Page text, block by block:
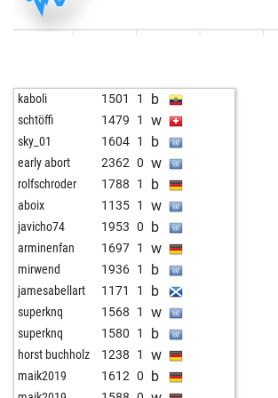
chessturk24
w
david morphy 1055 b
triste guffas 1493 b
triste guffas 1485 w
diddi@ 1291 0 w
gilas 1283 w
feirore 1308 w
feirore 1292 0 b
feirore 1273 w
1460 b
1451 w
1144 b
cyril joseph 1272 w
1514 b
1170 1 w
kaboli 1501 1 b
schtöffi 1479 1 w
sky_01 1604 1 b
early abort 2362 0 w
rolfschroder 1788 1 b
aboix 1135 1 w
javicho74 1953 0 b
arminenfan 1697 1 w
mirwend 1936 1 b
jamesabellart 1171 1 b
superknq 1568 1 w
superknq 1580 1 b
horst buchholz 1238 1 w
maik2019 1612 0 b